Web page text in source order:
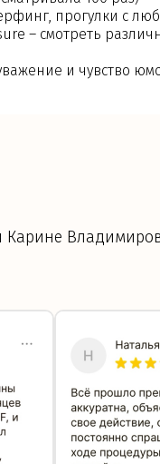
прогулки с
– смотреть
и чувство
Карине